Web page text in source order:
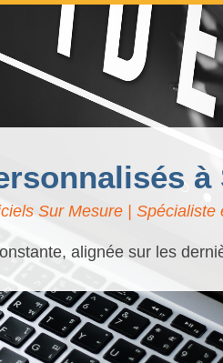
à
Sur Mesure | Spécialiste
alignée sur les